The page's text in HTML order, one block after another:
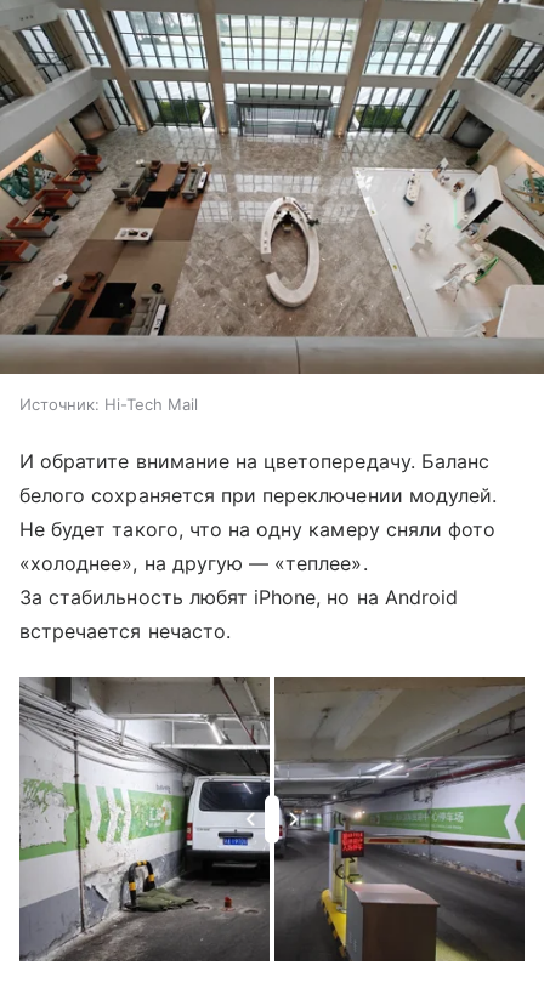
Источник: Hi-Tech Mail
И обратите внимание на цветопередачу. Баланс
белого сохраняется при переключении модулей.
Не будет такого, что на одну камеру сняли фото
«холоднее», на другую — «теплее».
За стабильность любят iPhone, но на Android
встречается нечасто.